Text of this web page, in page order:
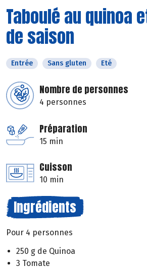
Taboulé au quinoa
de saison
Entrée Sans gluten Eté
Nombre de personnes
4 personnes
Préparation
15 min
Cuisson
10 min
Ingrédients
Pour 4 personnes
250 g de Quinoa
3 Tomate